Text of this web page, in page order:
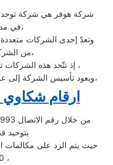
شركة هوفر هي شركة توجد
في مدينة سيؤول،
وتعدّ إحدى الشركات
من الشركات التابعة لها،
إذ تتّحد هذه الشركات تحت العلامة التجاريّة لـ هوفر ،
ويعود تأسيس الشركة إلى عام 1938م على يد لي بيونغ تشول،
ارقام
بتوحيد
حيث يتم الرد على مكالمات
30 ثانية ،